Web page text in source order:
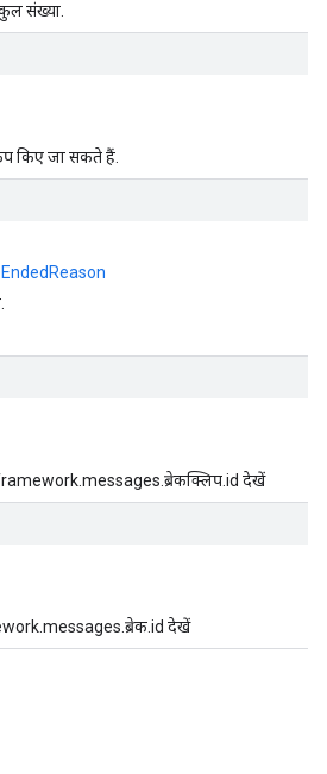
संख्या.
किए जा सकते हैं.
देखें
देखें